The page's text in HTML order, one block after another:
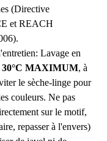
(Directive
et REACH
Lavage en
30°C MAXIMUM, à
le sèche-linge pour
couleurs. Ne pas
sur le motif,
repasser à l'envers)